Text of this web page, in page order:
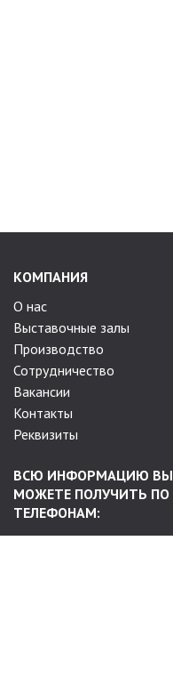
КОМПАНИЯ
О нас
Выставочные залы
Производство
Сотрудничество
Вакансии
Контакты
Реквизиты
ВСЮ ИНФОРМАЦИЮ ВЫ
МОЖЕТЕ ПОЛУЧИТЬ ПО
ТЕЛЕФОНАМ:
+7-983-625-78-81